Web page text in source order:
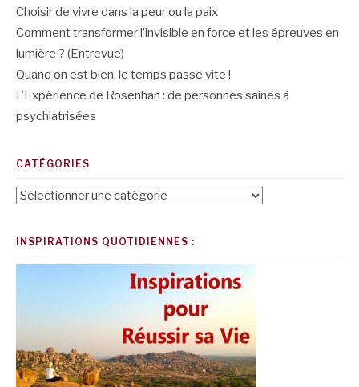
Choisir de vivre dans la peur ou la paix
Comment transformer l’invisible en force et les épreuves en
lumière ? (Entrevue)
Quand on est bien, le temps passe vite !
L’Expérience de Rosenhan : de personnes saines à
psychiatrisées
CATÉGORIES
Catégories
INSPIRATIONS QUOTIDIENNES :